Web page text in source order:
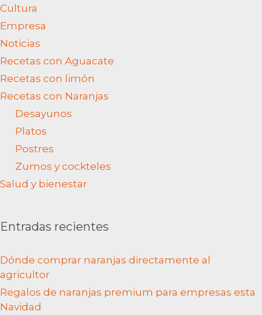
Cultura
Empresa
Noticias
Recetas con Aguacate
Recetas con limón
Recetas con Naranjas
Desayunos
Platos
Postres
Zumos y cockteles
Salud y bienestar
Entradas recientes
Dónde comprar naranjas directamente al
agricultor
Regalos de naranjas premium para empresas esta
Navidad